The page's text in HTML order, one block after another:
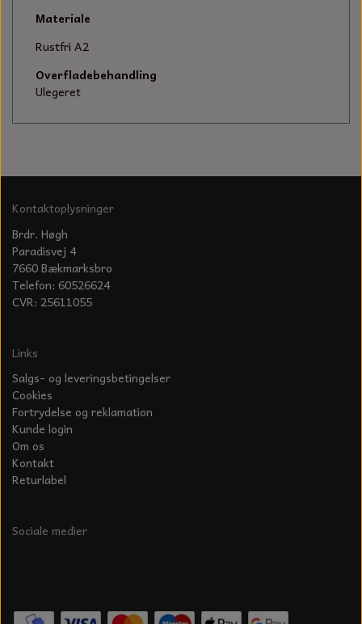
Materiale
Rustfri A2
Overfladebehandling
Ulegeret
Kontaktoplysninger
Brdr. Høgh
Paradisvej 4
7660 Bækmarksbro
Telefon: 60526624
CVR: 25611055
Links
Salgs- og leveringsbetingelser
Cookies
Fortrydelse og reklamation
Kunde login
Om os
Kontakt
Returlabel
Sociale medier